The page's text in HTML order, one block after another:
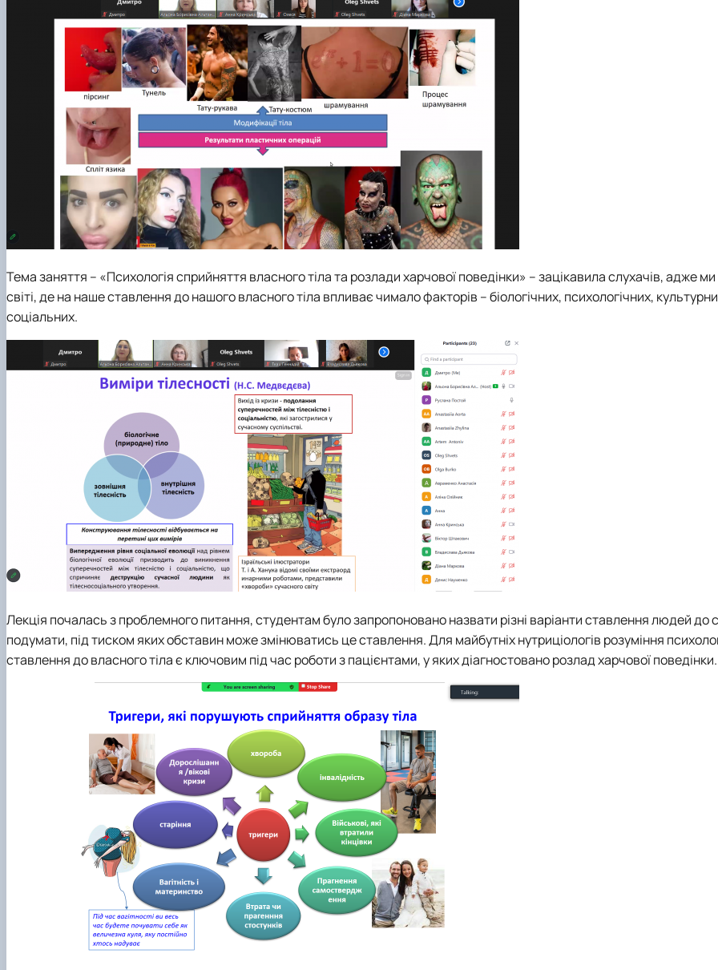
Тема заняття – «Психологія сприйняття власного тіла та розлади харчової поведінки» – зацікавила слухачів, адже
світі, де на наше ставлення до нашого власного тіла впливає чимало факторів – біологічних, психологічних,
соціальних.
Лекція почалась з проблемного питання, студентам було запропоновано назвати різні варіанти ставлення людей до
подумати, під тиском яких обставин може змінюватись це ставлення. Для майбутніх нутриціологів розуміння
ставлення до власного тіла є ключовим під час роботи з пацієнтами, у яких діагностовано розлад харчової поведінки.